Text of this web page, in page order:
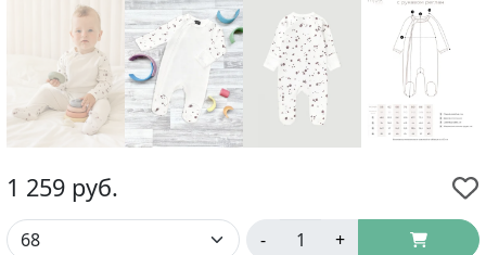
1 259 руб.
- +